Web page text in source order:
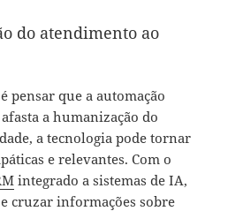
do atendimento ao
pensar que a automação
a humanização do
a tecnologia pode tornar
e relevantes. Com o
integrado a sistemas de IA,
cruzar informações sobre